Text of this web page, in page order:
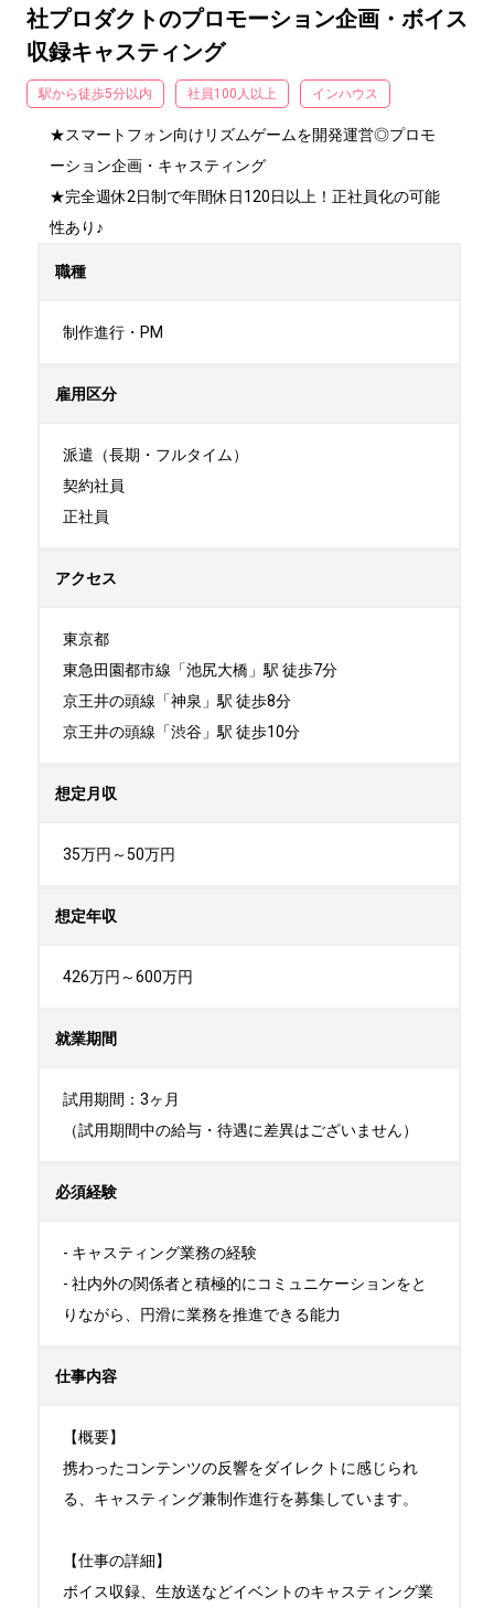
社プロダクトのプロモーション企画・ボイス
収録キャスティング
駅から徒歩5分以内 社員100人以上 インハウス
★スマートフォン向けリズムゲームを開発運営◎プロモ
ーション企画・キャスティング
★完全週休2日制で年間休日120日以上！正社員化の可能
性あり♪
職種
制作進行・PM
雇用区分
派遣（長期・フルタイム）
契約社員
正社員
アクセス
東京都
東急田園都市線「池尻大橋」駅 徒歩7分
京王井の頭線「神泉」駅 徒歩8分
京王井の頭線「渋谷」駅 徒歩10分
想定月収
35万円～50万円
想定年収
426万円～600​​​​​​​​万円
就業期間
試用期間：3ヶ月
（試用期間中の給与・待遇に差異はございません）
必須経験
- キャスティング業務の経験
- 社内外の関係者と積極的にコミュニケーションをと
りながら、円滑に業務を推進できる能力
仕事内容
【概要】
携わったコンテンツの反響をダイレクトに感じられ
る、キャスティング兼制作進行を募集しています。
【仕事の詳細】
ボイス収録、生放送などイベントのキャスティング業